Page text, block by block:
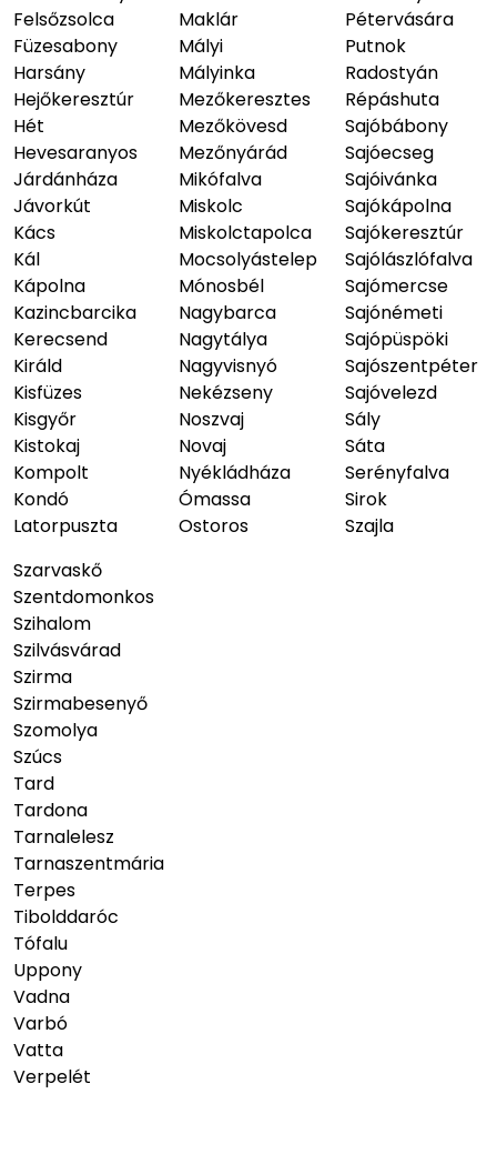
Felsőzsolca
Füzesabony
Harsány
Hejőkeresztúr
Hét
Hevesaranyos
Járdánháza
Jávorkút
Kács
Kál
Kápolna
Kazincbarcika
Kerecsend
Királd
Kisfüzes
Kisgyőr
Kistokaj
Kompolt
Kondó
Latorpuszta
Maklár
Mályi
Mályinka
Mezőkeresztes
Mezőkövesd
Mezőnyárád
Mikófalva
Miskolc
Miskolctapolca
Mocsolyástelep
Mónosbél
Nagybarca
Nagytálya
Nagyvisnyó
Nekézseny
Noszvaj
Novaj
Nyékládháza
Ómassa
Ostoros
Pétervására
Putnok
Radostyán
Répáshuta
Sajóbábony
Sajóecseg
Sajóivánka
Sajókápolna
Sajókeresztúr
Sajólászlófalva
Sajómercse
Sajónémeti
Sajópüspöki
Sajószentpéter
Sajóvelezd
Sály
Sáta
Serényfalva
Sirok
Szajla
Szarvaskő
Szentdomonkos
Szihalom
Szilvásvárad
Szirma
Szirmabesenyő
Szomolya
Szúcs
Tard
Tardona
Tarnalelesz
Tarnaszentmária
Terpes
Tibolddaróc
Tófalu
Uppony
Vadna
Varbó
Vatta
Verpelét